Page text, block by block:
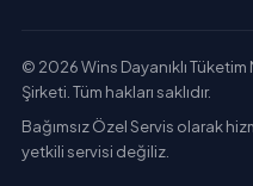
© 2026 Wins Dayanıklı Tüketim
Şirketi. Tüm hakları saklıdır.
Bağımsız Özel Servis olarak
yetkili servisi değiliz.